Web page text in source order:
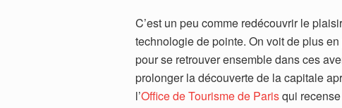
C’est un peu comme redécouvrir le
technologie de pointe. On voit de plus
pour se retrouver ensemble dans ces
prolonger la découverte de la capitale
l’Office de Tourisme de Parisqui